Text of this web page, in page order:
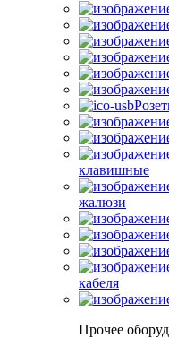
клавишные
жалюзи
кабеля
Прочее